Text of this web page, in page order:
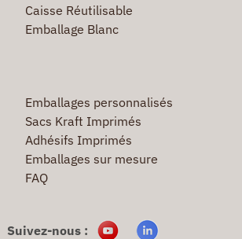
Caisse Réutilisable
Emballage Blanc
Emballages personnalisés
Sacs Kraft Imprimés
Adhésifs Imprimés
Emballages sur mesure
FAQ
Suivez-nous :